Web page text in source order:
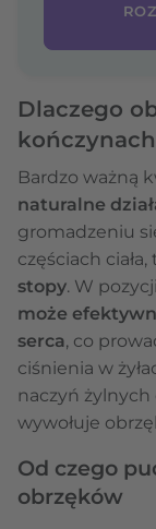
Dlaczego
Bardzo ważną
naturalne
gromadzeniu
częściach
stopy. W
może
serca, co
ciśnienia w
naczyń
wywołuje
Od czego
obrzęków